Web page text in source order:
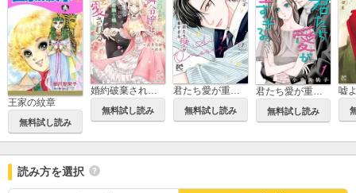
王家の紋章
無料試し読み
無料試し読み 無料試し読み
君たち愛が重すぎる。(話売り)
無料試し読み
読み方を選択